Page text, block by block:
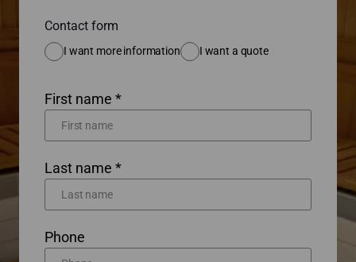
Contact form
I want more information I want a quote
First name *
Last name *
Phone